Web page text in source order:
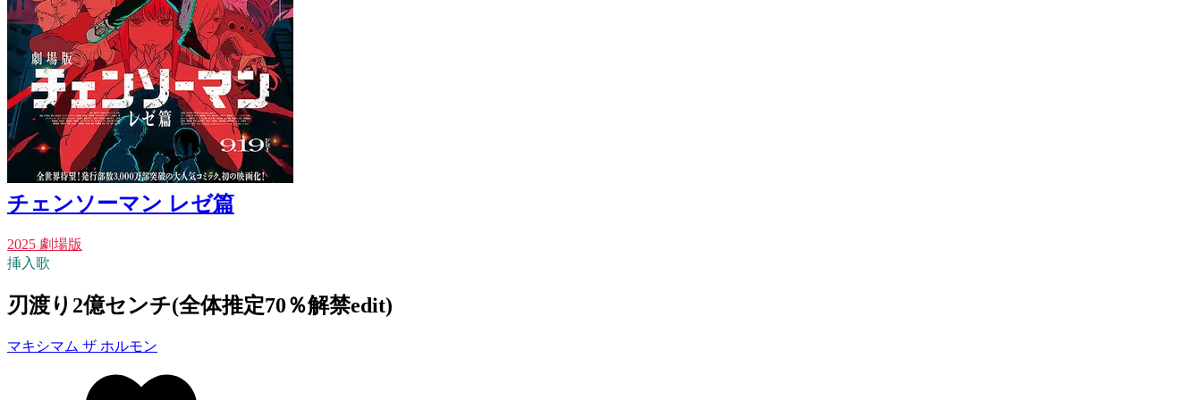
チェンソーマン レゼ篇
2025 劇場版
挿入歌
刃渡り2億センチ(全体推定70％解禁edit)
マキシマム ザ ホルモン